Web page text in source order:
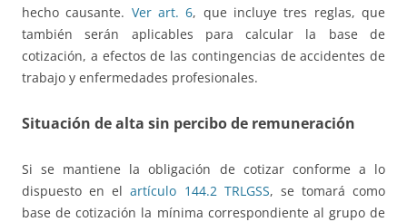
hecho causante. Ver art. 6, que incluye tres reglas, que
también serán aplicables para calcular la base de
cotización, a efectos de las contingencias de accidentes de
trabajo y enfermedades profesionales.
Situación de alta sin percibo de remuneración
Si se mantiene la obligación de cotizar conforme a lo
dispuesto en elartículo 144.2 TRLGSS, se tomará como
base de cotización la mínima correspondiente al grupo de